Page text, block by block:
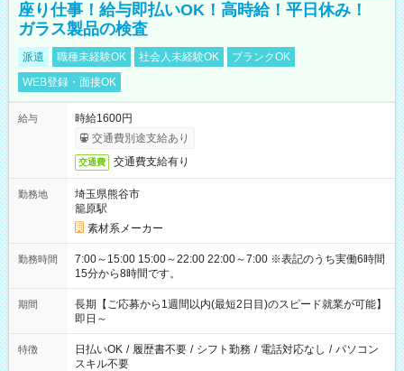
座り仕事！給与即払いOK！高時給！平日休み！
ガラス製品の検査
派遣 職種未経験OK 社会人未経験OK
ブランクOK
WEB登録・面接OK
給与
時給1600円
交通費別途支給あり
交通費 交通費支給有り
勤務地
埼玉県熊谷市
籠原駅
素材系メーカー
勤務時間
7:00～15:00 15:00～22:00 22:00～7:00 ※表記のうち実働6時間
15分から8時間です。
期間
長期【ご応募から1週間以内(最短2日目)のスピード就業が可能】
即日～
特徴 日払いOK / 履歴書不要 / シフト勤務 / 電話対応なし / パソコン
スキル不要